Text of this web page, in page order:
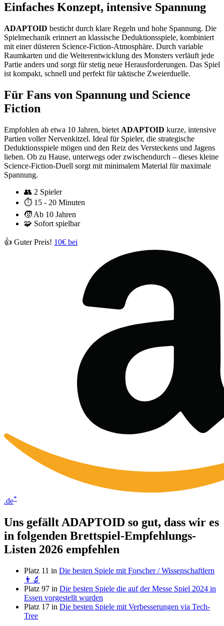
Einfaches Konzept, intensive Spannung
ADAPTOID besticht durch klare Regeln und hohe Spannung. Die
Spielmechanik erinnert an klassische Deduktionsspiele, kombiniert
mit einer düsteren Science-Fiction-Atmosphäre. Durch variable
Raumkarten und die Weiterentwicklung des Monsters verläuft jede
Partie anders und sorgt für stetig neue Herausforderungen. Das Spiel
ist kompakt, schnell und perfekt für taktische Zweierduelle.
Für Fans von Spannung und Science
Fiction
Empfohlen ab etwa 10 Jahren, bietet ADAPTOID kurze, intensive
Partien voller Nervenkitzel. Ideal für Spieler, die strategische
Deduktionsspiele mögen und den Reiz des Versteckens und Jagens
lieben. Ob zu Hause, unterwegs oder zwischendurch – dieses kleine
Science-Fiction-Duell sorgt mit minimalem Material für maximale
Spannung.
👥 2 Spieler
⏱️ 15 - 20 Minuten
🧒 Ab 10 Jahren
🧩 Sofort spielbar
👍 Guter Preis! 10€ bei
.de*
Uns gefällt ADAPTOID so gut, dass wir es
in folgenden Brettspiel-Empfehlungs-
Listen 2026 empfehlen
Platz 11 in Die besten Spiele mit Forscher / Wissenschaftlern
👨‍🔬
Platz 97 in Die besten Spiele die auf der Messe Spiel 2024 in
Essen vorgestellt wurden
Platz 17 in Die besten Spiele mit Verbesserungen via Tech-
Tree